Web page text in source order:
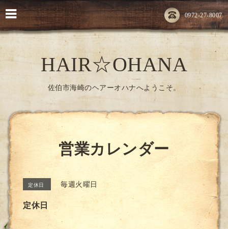
0972-27-8007
HAIR☆OHANA
佐伯市海崎のヘアーオハナへようこそ。
営業カレンダー
定休日 毎週火曜日
定休日